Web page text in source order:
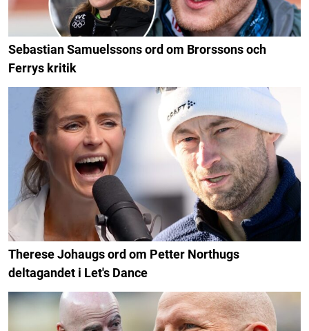
Sebastian Samuelssons ord om Brorssons och
Ferrys kritik
Therese Johaugs ord om Petter Northugs
deltagandet i Let's Dance